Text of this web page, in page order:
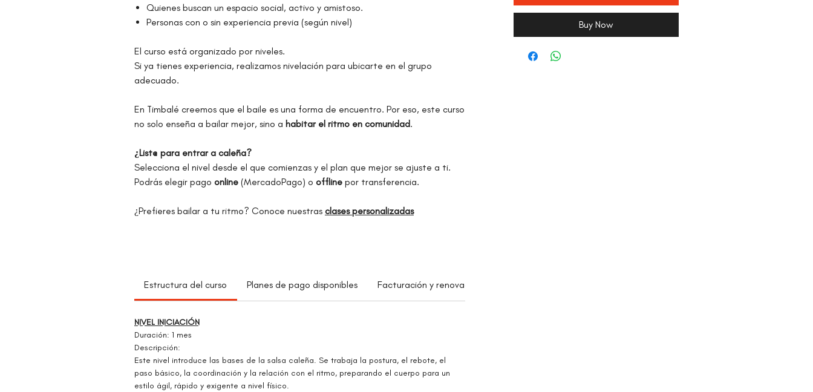
Quienes buscan un espacio social, activo y amistoso.
Personas con o sin experiencia previa (según nivel)
El curso está organizado por niveles.
Si ya tienes experiencia, realizamos nivelación para ubicarte en el grupo
adecuado.
En Timbalé creemos que el baile es una forma de encuentro. Por eso, este curso
no solo enseña a bailar mejor, sino a habitar el ritmo en comunidad.
¿List@ para entrar a caleña?
Selecciona el nivel desde el que comienzas y el plan que mejor se ajuste a ti.
Podrás elegir pago online (MercadoPago) o offline por transferencia.
¿Prefieres bailar a tu ritmo? Conoce nuestras clases personalizadas
Estructura del curso Planes de pago disponibles Facturación y renovación
NIVEL INICIACIÓN
Duración: 1 mes
Descripción:
Este nivel introduce las bases de la salsa caleña. Se trabaja la postura, el rebote, el
paso básico, la coordinación y la relación con el ritmo, preparando el cuerpo para un
estilo ágil, rápido y exigente a nivel físico.
Buy Now